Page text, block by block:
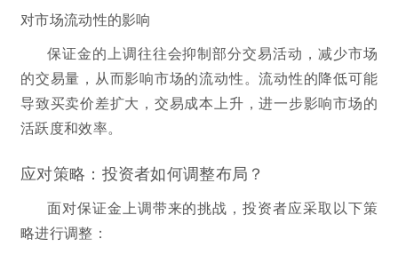
对市场流动性的影响
保证金的上调往往会抑制部分交易活动，减少市场
的交易量，从而影响市场的流动性。流动性的降低可能
导致买卖价差扩大，交易成本上升，进一步影响市场的
活跃度和效率。
应对策略：投资者如何调整布局？
面对保证金上调带来的挑战，投资者应采取以下策
略进行调整：